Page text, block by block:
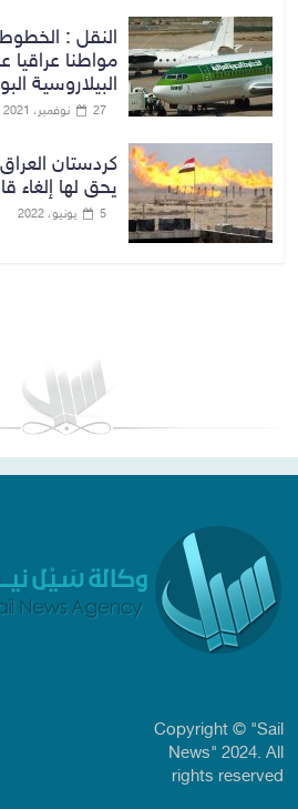
مواطنا عراقيا
البيلاروسية
27 نوفمبر، 2021
كردستان
يحق لها إلغاء
5 يونيو، 2022
Copyright © "Sail
News" 2024. All
rights reserved